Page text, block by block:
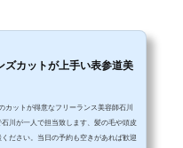
ズカットが上手い表参道美
カットが得意なフリーランス美容師石川
川が一人で担当致します、髪の毛や頭皮
ださい。当日の予約も空きがあれば歓迎